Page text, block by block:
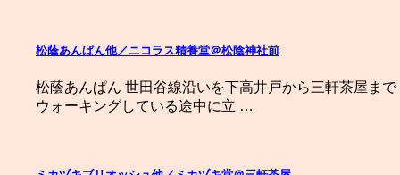
松蔭あんぱん他／ニコラス精養堂＠松陰神社前
松蔭あんぱん 世田谷線沿いを下高井戸から三軒茶屋まで
ウォーキングしている途中に立 …